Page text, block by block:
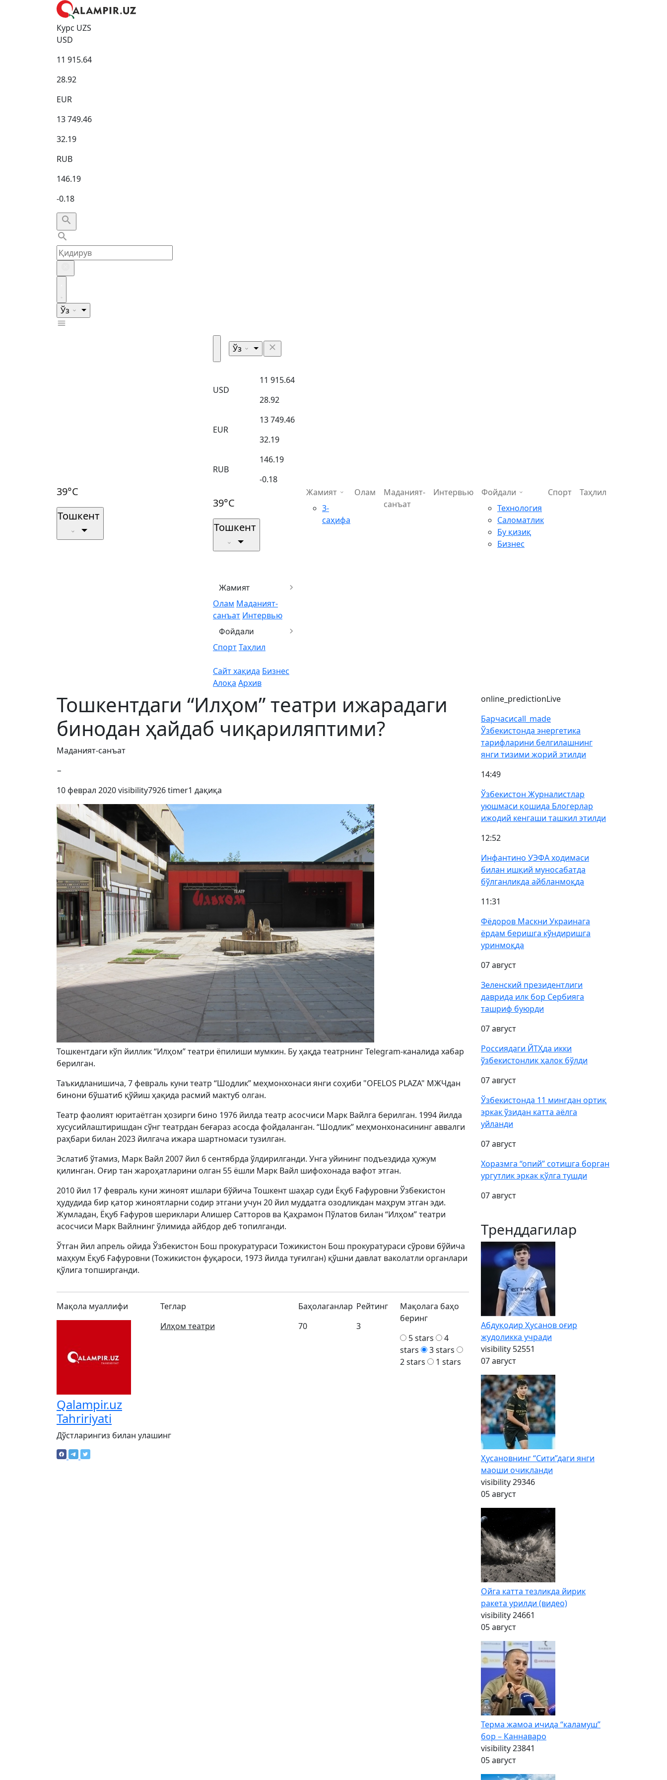
Курс UZS
USD
11 915.64
28.92
EUR
13 749.46
32.19
RUB
146.19
-0.18
Ўз
39°C
Тошкент
Ўз
USD
11 915.64
28.92
EUR
13 749.46
32.19
RUB
146.19
-0.18
39°C
Тошкент
Жамият
Олам Маданият-
санъат Интервью
Фойдали
СпортТаҳлил
Сайт хақида Бизнес
Алоқа Архив
Жамият
3-
саҳифа
Олам
Маданият-
санъат
Интервью
Фойдали
Технология
Саломатлик
Бу қизиқ
Бизнес
Спорт Таҳлил
Тошкентдаги “Илҳом” театри ижарадаги
бинодан ҳайдаб чиқариляптими?
Маданият-санъат
−
10 феврал 2020visibility7926timer1 дақиқа
Тошкентдаги кўп йиллик “Илҳом” театри ёпилиши мумкин. Бу ҳақда театрнинг Telegram-каналида хабар
берилган.
Таъкидланишича, 7 февраль куни театр “Шодлик” меҳмонхонаси янги соҳиби "OFELOS PLAZA" МЖЧдан
бинони бўшатиб қўйиш ҳақида расмий мактуб олган.
Театр фаолият юритаётган ҳозирги бино 1976 йилда театр асосчиси Марк Вайлга берилган. 1994 йилда
хусусийлаштиришдан сўнг театрдан беғараз асосда фойдаланган. “Шодлик” меҳмонхонасининг аввалги
раҳбари билан 2023 йилгача ижара шартномаси тузилган.
Эслатиб ўтамиз, Марк Вайл 2007 йил 6 сентябрда ўлдирилганди. Унга уйининг подъeздида ҳужум
қилинган. Оғир тан жароҳатларини олган 55 ёшли Марк Вайл шифохонада вафот этган.
2010 йил 17 февраль куни жиноят ишлари бўйича Тошкент шаҳар суди Ёқуб Ғафуровни Ўзбекистон
ҳудудида бир қатор жиноятларни содир этгани учун 20 йил муддатга озодликдан маҳрум этган эди.
Жумладан, Ёқуб Ғафуров шериклари Алишер Сатторов ва Қаҳрамон Пўлатов билан “Илҳом” театри
асосчиси Марк Вайлнинг ўлимида айбдор деб топилганди.
Ўтган йил апрель ойида Ўзбекистон Бош прокуратураси Тожикистон Бош прокуратураси сўрови бўйича
маҳкум Ёқуб Ғафуровни (Тожикистон фуқароси, 1973 йилда туғилган) қўшни давлат ваколатли органлари
қўлига топширганди.
Мақола муаллифи
Qalampir.uz
Tahririyati
Теглар
Илҳом театри
Баҳолаганлар
70
Рейтинг
3
Мақолага баҳо
беринг
5 stars
4
stars
3 stars
2 stars
1 stars
Дўстларингиз билан улашинг
online_predictionLive
Барчасиcall_made
Ўзбекистонда энергетика
тарифларини белгилашнинг
янги тизими жорий этилди
14:49
Ўзбекистон Журналистлар
уюшмаси қошида Блогерлар
ижодий кенгаши ташкил этилди
12:52
Инфантино УЭФА ходимаси
билан ишқий муносабатда
бўлганликда айбланмоқда
11:31
Фёдоров Маскни Украинага
ёрдам беришга кўндиришга
уринмоқда
07 август
Зеленский президентлиги
даврида илк бор Сербияга
ташриф буюрди
07 август
Россиядаги ЙТҲда икки
ўзбекистонлик ҳалок бўлди
07 август
Ўзбекистонда 11 мингдан ортиқ
эркак ўзидан катта аёлга
уйланди
07 август
Хоразмга “опий” сотишга борган
ургутлик эркак қўлга тушди
07 август
Тренддагилар
Абдуқодир Ҳусанов оғир
жудоликка учради
visibility 52551
07 август
Ҳусановнинг “Сити”даги янги
маоши очиқланди
visibility29346
05 август
Ойга катта тезликда йирик
ракета урилди (видео)
visibility24661
05 август
Терма жамоа ичида “каламуш”
бор – Каннаваро
visibility23841
05 август